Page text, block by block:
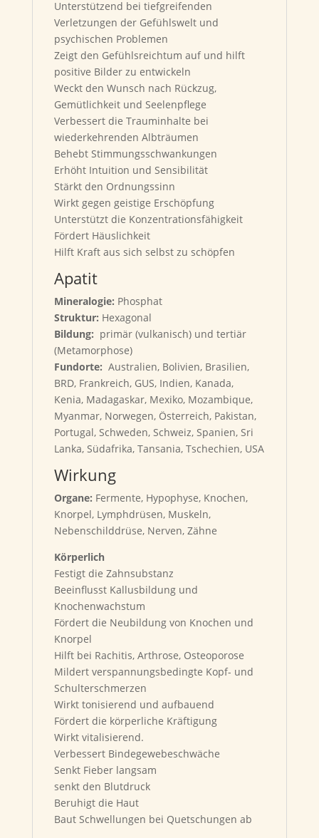
Unterstützend bei tiefgreifenden
Verletzungen der Gefühlswelt und
psychischen Problemen
Zeigt den Gefühlsreichtum auf und hilft
positive Bilder zu entwickeln
Weckt den Wunsch nach Rückzug,
Gemütlichkeit und Seelenpflege
Verbessert die Trauminhalte bei
wiederkehrenden Albträumen
Behebt Stimmungsschwankungen
Erhöht Intuition und Sensibilität
Stärkt den Ordnungssinn
Wirkt gegen geistige Erschöpfung
Unterstützt die Konzentrationsfähigkeit
Fördert Häuslichkeit
Hilft Kraft aus sich selbst zu schöpfen
Apatit
Mineralogie: Phosphat
Struktur: Hexagonal
Bildung: primär (vulkanisch) und tertiär
(Metamorphose)
Fundorte: Australien, Bolivien, Brasilien,
BRD, Frankreich, GUS, Indien, Kanada,
Kenia, Madagaskar, Mexiko, Mozambique,
Myanmar, Norwegen, Österreich, Pakistan,
Portugal, Schweden, Schweiz, Spanien, Sri
Lanka, Südafrika, Tansania, Tschechien, USA
Wirkung
Organe: Fermente, Hypophyse, Knochen,
Knorpel, Lymphdrüsen, Muskeln,
Nebenschilddrüse, Nerven, Zähne
Körperlich
Festigt die Zahnsubstanz
Beeinflusst Kallusbildung und
Knochenwachstum
Fördert die Neubildung von Knochen und
Knorpel
Hilft bei Rachitis, Arthrose, Osteoporose
Mildert verspannungsbedingte Kopf- und
Schulterschmerzen
Wirkt tonisierend und aufbauend
Fördert die körperliche Kräftigung
Wirkt vitalisierend.
Verbessert Bindegewebeschwäche
Senkt Fieber langsam
senkt den Blutdruck
Beruhigt die Haut
Baut Schwellungen bei Quetschungen ab